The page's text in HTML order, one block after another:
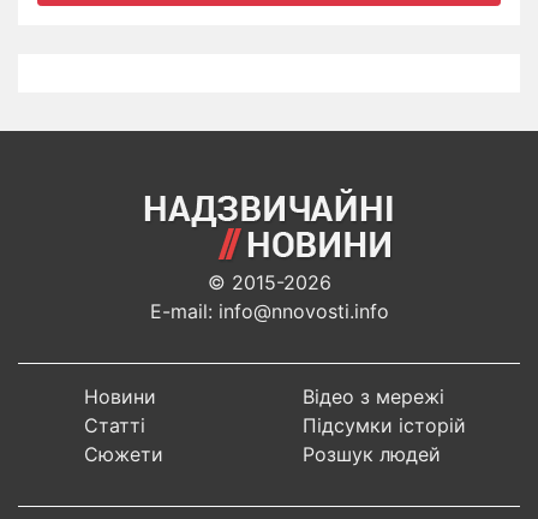
© 2015-2026
E-mail: info@nnovosti.info
Новини
Статті
Сюжети
Відео з мережі
Підсумки історій
Розшук людей